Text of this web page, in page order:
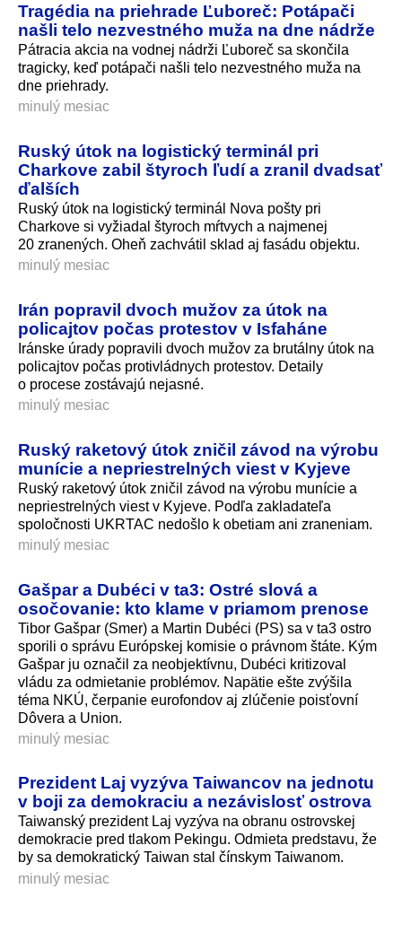
Tragédia na priehrade Ľuboreč: Potápači
našli telo nezvestného muža na dne nádrže
Pátracia akcia na vodnej nádrži Ľuboreč sa skončila
tragicky, keď potápači našli telo nezvestného muža na
dne priehrady.
minulý mesiac
Ruský útok na logistický terminál pri
Charkove zabil štyroch ľudí a zranil dvadsať
ďalších
Ruský útok na logistický terminál Nova pošty pri
Charkove si vyžiadal štyroch mŕtvych a najmenej
20 zranených. Oheň zachvátil sklad aj fasádu objektu.
minulý mesiac
Irán popravil dvoch mužov za útok na
policajtov počas protestov v Isfaháne
Iránske úrady popravili dvoch mužov za brutálny útok na
policajtov počas protivládnych protestov. Detaily
o procese zostávajú nejasné.
minulý mesiac
Ruský raketový útok zničil závod na výrobu
munície a nepriestrelných viest v Kyjeve
Ruský raketový útok zničil závod na výrobu munície a
nepriestrelných viest v Kyjeve. Podľa zakladateľa
spoločnosti UKRTAC nedošlo k obetiam ani zraneniam.
minulý mesiac
Gašpar a Dubéci v ta3: Ostré slová a
osočovanie: kto klame v priamom prenose
Tibor Gašpar (Smer) a Martin Dubéci (PS) sa v ta3 ostro
sporili o správu Európskej komisie o právnom štáte. Kým
Gašpar ju označil za neobjektívnu, Dubéci kritizoval
vládu za odmietanie problémov. Napätie ešte zvýšila
téma NKÚ, čerpanie eurofondov aj zlúčenie poisťovní
Dôvera a Union.
minulý mesiac
Prezident Laj vyzýva Taiwancov na jednotu
v boji za demokraciu a nezávislosť ostrova
Taiwanský prezident Laj vyzýva na obranu ostrovskej
demokracie pred tlakom Pekingu. Odmieta predstavu, že
by sa demokratický Taiwan stal čínskym Taiwanom.
minulý mesiac